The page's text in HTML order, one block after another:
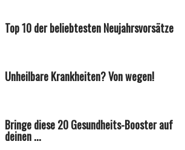
Top 10 der beliebtesten Neujahrsvorsätze
Unheilbare Krankheiten? Von wegen!
Bringe diese 20 Gesundheits-Booster auf
deinen ...